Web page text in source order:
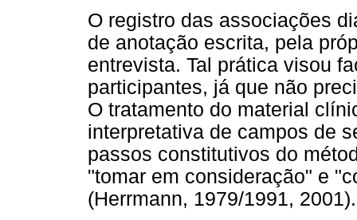
O registro das associações
de anotação escrita, pela
entrevista. Tal prática visou
participantes, já que não
O tratamento do material
interpretativa de campos de
passos constitutivos do
"tomar em consideração" e
(Herrmann, 1979/1991, 2001).